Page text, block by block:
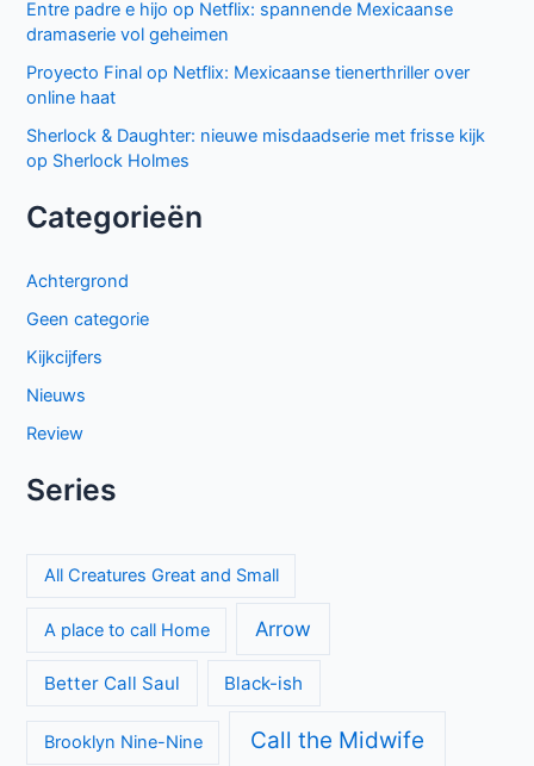
Entre padre e hijo op Netflix: spannende Mexicaanse
dramaserie vol geheimen
Proyecto Final op Netflix: Mexicaanse tienerthriller over
online haat
Sherlock & Daughter: nieuwe misdaadserie met frisse kijk
op Sherlock Holmes
Categorieën
Achtergrond
Geen categorie
Kijkcijfers
Nieuws
Review
Series
All Creatures Great and Small
A place to call Home Arrow
Better Call Saul Black-ish
Brooklyn Nine-Nine Call the Midwife